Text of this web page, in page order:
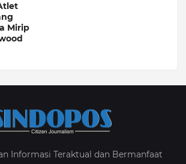
Mirip
Informasi Teraktual dan Bermanfaat